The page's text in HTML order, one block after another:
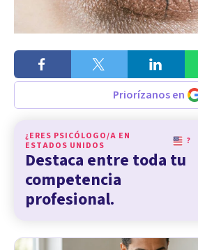
Priorízanos en
¿ERES PSICÓLOGO/A EN
ESTADOS UNIDOS
?
Destaca entre toda tu
competencia
profesional.